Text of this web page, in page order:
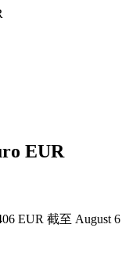
EUR
EUR 截至 August 6